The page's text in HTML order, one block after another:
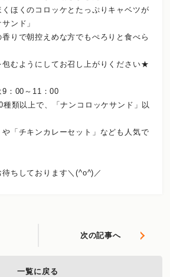
ほくのコロッケとたっぷりキャベツが
ンド」
りで朝控えめな方でもぺろりと食べら
包むようにしてお召し上がりください★
：00～11：00
種類以上で、「ナンコロッケサンド」以
や「チキンカレーセット」なども人気で
ちしております＼(^o^)／
次の記事へ
一覧に戻る